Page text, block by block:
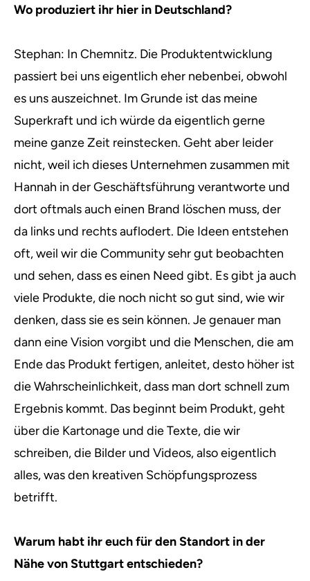
Wo produziert ihr hier in Deutschland?
Stephan: In Chemnitz. Die Produktentwicklung
passiert bei uns eigentlich eher nebenbei, obwohl
es uns auszeichnet. Im Grunde ist das meine
Superkraft und ich würde da eigentlich gerne
meine ganze Zeit reinstecken. Geht aber leider
nicht, weil ich dieses Unternehmen zusammen mit
Hannah in der Geschäftsführung verantworte und
dort oftmals auch einen Brand löschen muss, der
da links und rechts auflodert. Die Ideen entstehen
oft, weil wir die Community sehr gut beobachten
und sehen, dass es einen Need gibt. Es gibt ja auch
viele Produkte, die noch nicht so gut sind, wie wir
denken, dass sie es sein können. Je genauer man
dann eine Vision vorgibt und die Menschen, die am
Ende das Produkt fertigen, anleitet, desto höher ist
die Wahrscheinlichkeit, dass man dort schnell zum
Ergebnis kommt. Das beginnt beim Produkt, geht
über die Kartonage und die Texte, die wir
schreiben, die Bilder und Videos, also eigentlich
alles, was den kreativen Schöpfungsprozess
betrifft.
Warum habt ihr euch für den Standort in der
Nähe von Stuttgart entschieden?